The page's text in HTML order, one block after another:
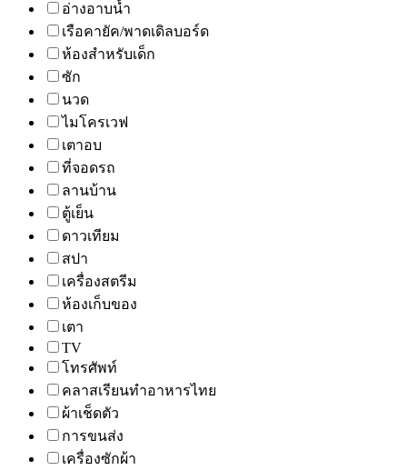
อ่างอาบน้ำ
เรือคายัค/พาดเดิลบอร์ด
ห้องสำหรับเด็ก
ซัก
นวด
ไมโครเวฟ
เตาอบ
ที่จอดรถ
ลานบ้าน
ตู้เย็น
ดาวเทียม
สปา
เครื่องสตรีม
ห้องเก็บของ
เตา
TV
โทรศัพท์
คลาสเรียนทำอาหารไทย
ผ้าเช็ดตัว
การขนส่ง
เครื่องซักผ้า